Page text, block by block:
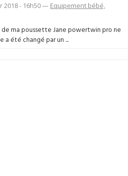
2018 - 16h50 — Equipement bébé,
ma poussette Jane powertwin pro ne
a été changé par un ...